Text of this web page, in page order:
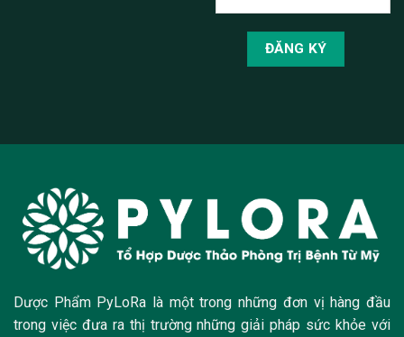
Dược Phẩm PyLoRa là một trong những đơn vị hàng đầu
trong việc đưa ra thị trường những giải pháp sức khỏe với